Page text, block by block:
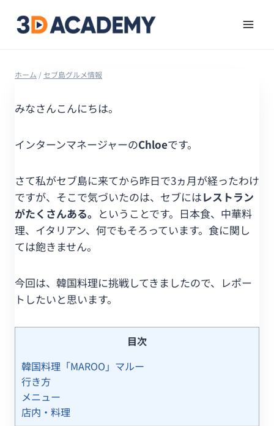
ホーム / セブ島グルメ情報
みなさんこんにちは。
インターンマネージャーのChloeです。
さて私がセブ島に来てから昨日で3ヵ月が経ったわけ
ですが、そこで気づいたのは、セブにはレストラン
がたくさんある。 ということです。日本食、中華料
理、イタリアン、何でもそろっています。食に関し
ては飽きません。
今回は、韓国料理に挑戦してきましたので、レポー
トしたいと思います。
目次
韓国料理「MAROO」マルー
行き方
メニュー
店内・料理